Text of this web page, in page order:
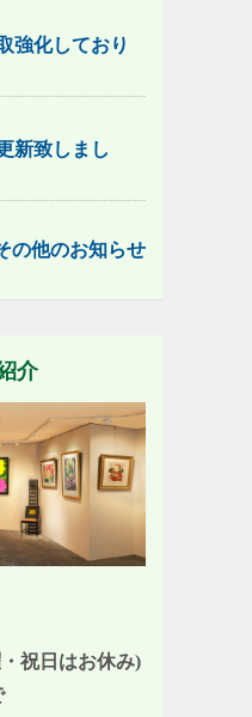
強化しており
新致しまし
の他のお知らせ
介
祝日はお休み)